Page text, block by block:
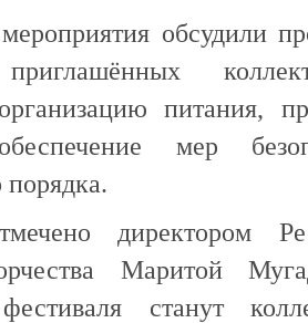
обсудили
питания,
мер
порядка.
директором
Маритой
станут